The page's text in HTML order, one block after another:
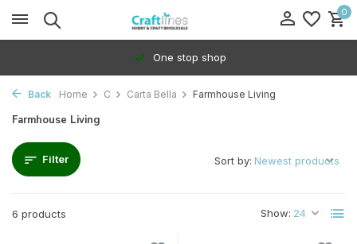
0
One stop shop
Back Home C Carta Bella Farmhouse Living
Farmhouse Living
Filter
6 products Show:
Sort by: